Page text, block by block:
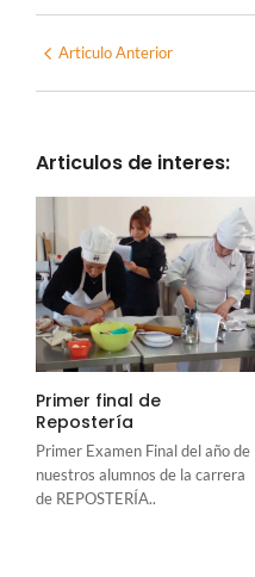
Articulo Anterior
Articulos de interes:
Primer final de
Repostería
Primer Examen Final del año de
nuestros alumnos de la carrera
de REPOSTERÍA..